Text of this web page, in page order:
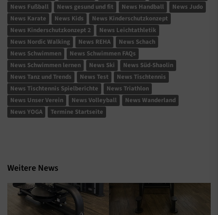
News Fußball
News gesund und fit News Handball
News Judo
News Karate
News Kids
News Kinderschutzkonzept
News Kinderschutzkonzept 2
News Leichtathletik
News Nordic Walking
News REHA
News Schach
News Schwimmen
News Schwimmen FAQs
News Schwimmen lernen
News Ski
News Süd-Shaolin
News Tanz und Trends
News Test
News Tischtennis
News Tischtennis Spielberichte
News Triathlon
News Unser Verein
News Volleyball
News Wanderland
News YOGA
Termine Startseite
Weitere News